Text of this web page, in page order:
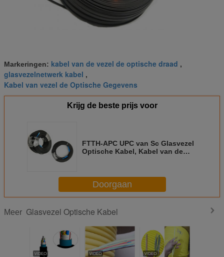
Markeringen: kabel van de vezel de optische draad ,
glasvezelnetwerk kabel ,
Kabel van vezel de Optische Gegevens
Krijg de beste prijs voor
FTTH-APC UPC van Sc Glasvezel
Optische Kabel, Kabel van de
Doorgaan
Meer Glasvezel Optische Kabel